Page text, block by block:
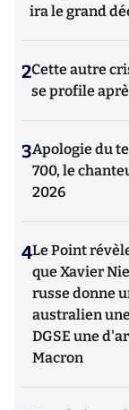
ira le grand
2Cette autre
se profile
3Apologie du
700, le
2026
4Le Point
que Xavier
russe donne
australien
DGSE une
Macron